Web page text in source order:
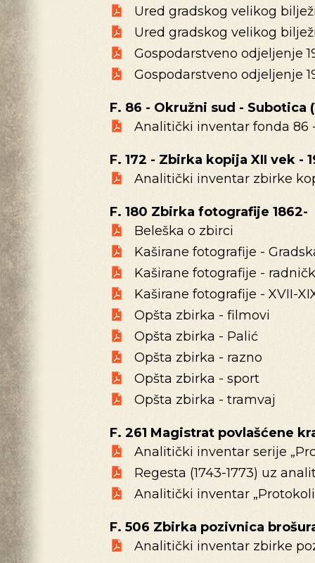
Ured gradskog velikog
Ured gradskog velikog
Gospodarstveno odjeljenje
Gospodarstveno odjeljenje
F. 86 - Okružni sud - Subotica
Analitički inventar fonda 86
F. 172 - Zbirka kopija XII vek -
Analitički inventar zbirke
F. 180 Zbirka fotografije 1862-
Beleška o zbirci
Kaširane fotografije -
Kaširane fotografije -
Kaširane fotografije - XVII-
Opšta zbirka - filmovi
Opšta zbirka - Palić
Opšta zbirka - razno
Opšta zbirka - sport
Opšta zbirka - tramvaj
F. 261 Magistrat povlašćene
Analitički inventar serije
Regesta (1743-1773) uz
Analitički inventar „Protokoli
F. 506 Zbirka pozivnica
Analitički inventar zbirke